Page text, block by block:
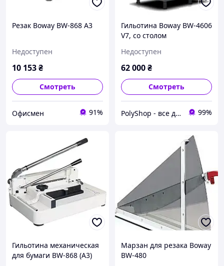
Резак Boway BW-868 A3
Недоступен
10 153₴
Смотреть
Офисмен 91%
Гильотина Boway BW-4606
V7, со столом
Недоступен
62 000₴
Смотреть
PolyShop - все для вас и вашего офису 99%
Гильотина механическая
для бумаги BW-868 (A3)
Марзан для резака Boway
BW-480